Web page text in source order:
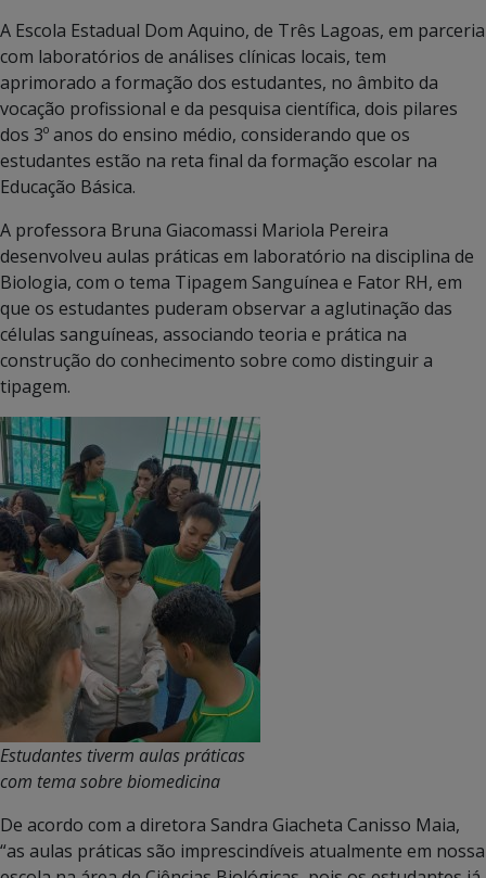
A Escola Estadual Dom Aquino, de Três Lagoas, em parceria
com laboratórios de análises clínicas locais, tem
aprimorado a formação dos estudantes, no âmbito da
vocação profissional e da pesquisa científica, dois pilares
dos 3º anos do ensino médio, considerando que os
estudantes estão na reta final da formação escolar na
Educação Básica.
A professora Bruna Giacomassi Mariola Pereira
desenvolveu aulas práticas em laboratório na disciplina de
Biologia, com o tema Tipagem Sanguínea e Fator RH, em
que os estudantes puderam observar a aglutinação das
células sanguíneas, associando teoria e prática na
construção do conhecimento sobre como distinguir a
tipagem.
Estudantes tiverm aulas práticas
com tema sobre biomedicina
De acordo com a diretora Sandra Giacheta Canisso Maia,
“as aulas práticas são imprescindíveis atualmente em nossa